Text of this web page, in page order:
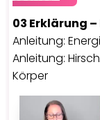
03 Erklärung
Anleitung:
Anleitung:
Körper